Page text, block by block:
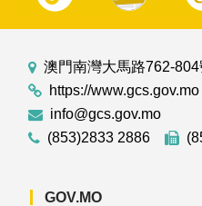
澳門南灣大馬路762-
https://www.gcs.gov.mo
info@gcs.gov.mo
(853)2833 2886
GOV.MO